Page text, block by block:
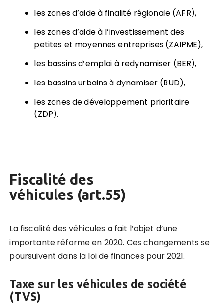
les zones d’aide à finalité régionale (AFR),
les zones d’aide à l’investissement des
petites et moyennes entreprises (ZAIPME),
les bassins d’emploi à redynamiser (BER),
les bassins urbains à dynamiser (BUD),
les zones de développement prioritaire
(ZDP).
Fiscalité des
véhicules (art.55)
La fiscalité des véhicules a fait l’objet d’une
importante réforme en 2020. Ces changements se
poursuivent dans la loi de finances pour 2021.
Taxe sur les véhicules de société
(TVS)